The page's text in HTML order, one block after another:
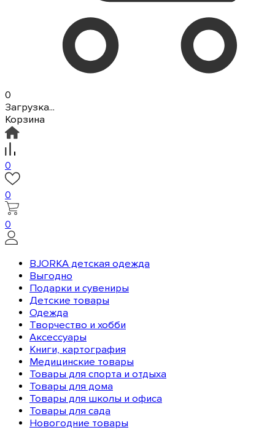
0
Загрузка...
Корзина
0
0
0
BJORKA детская одежда
Выгодно
Подарки и сувениры
Детские товары
Одежда
Творчество и хобби
Аксессуары
Книги, картография
Медицинские товары
Товары для спорта и отдыха
Товары для дома
Товары для школы и офиса
Товары для сада
Новогодние товары